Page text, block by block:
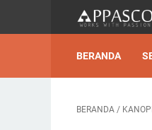
BERANDA
BERANDA /